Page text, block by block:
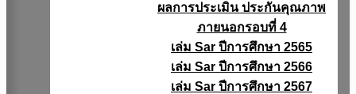
ผลการประเมิน ประกันคุณภาพ
ภายนอกรอบที่ 4
เล่ม Sar ปีการศึกษา 2565
เล่ม Sar ปีการศึกษา 2566
เล่ม Sar ปีการศึกษา 2567